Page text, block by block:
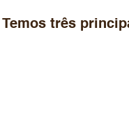
Temos três